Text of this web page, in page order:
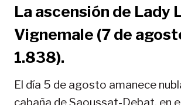
La ascensión de Lady
Vignemale (7 de
1.838).
El día 5 de agosto amanece
cabaña de Saoussat-Debat, en